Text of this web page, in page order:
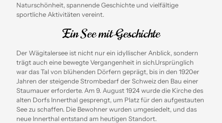
Naturschönheit, spannende Geschichte und vielfältige
sportliche Aktivitäten vereint.
Ein See mit Geschichte
Der Wägitalersee ist nicht nur ein idyllischer Anblick, sondern
trägt auch eine bewegte Vergangenheit in sich.Ursprünglich
war das Tal von blühenden Dörfern geprägt, bis in den 1920er
Jahren der steigende Strombedarf der Schweiz den Bau einer
Staumauer erforderte. Am 9. August 1924 wurde die Kirche des
alten Dorfs Innerthal gesprengt, um Platz für den aufgestauten
See zu schaffen. Die Bewohner wurden umgesiedelt, und das
neue Innerthal entstand am heutigen Standort.